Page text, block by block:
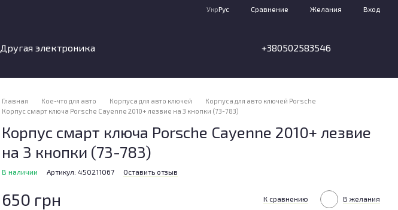
УкрРус Сравнение Желания Вход
Другая электроника +380502583546
Главная Кое-что для авто Корпуса для авто ключей
Корпуса для авто ключей Porsche
Корпус смарт ключа Porsche Cayenne 2010+ лезвие на 3 кнопки (73-783)
Корпус смарт ключа Porsche Cayenne 2010+ лезвие
на 3 кнопки (73-783)
В наличии Артикул: 450211067 Оставить отзыв
650 грн К сравнению В желания